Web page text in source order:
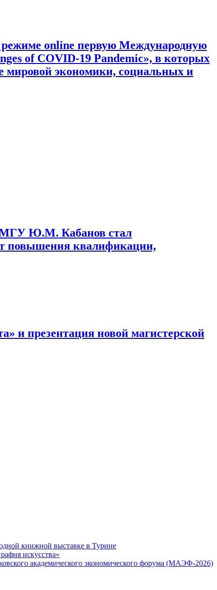
online первую Международную
of COVID-19 Pandemic», в которых
мировой экономики, социальных и
МГУ Ю.М. Кабанов стал
повышения квалификации,
и презентация новой магистерской
книжной выставке в Турине
искусства»
академического экономического форума (МАЭФ-2026)